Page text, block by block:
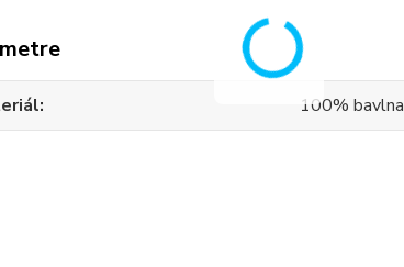
100% bavlna